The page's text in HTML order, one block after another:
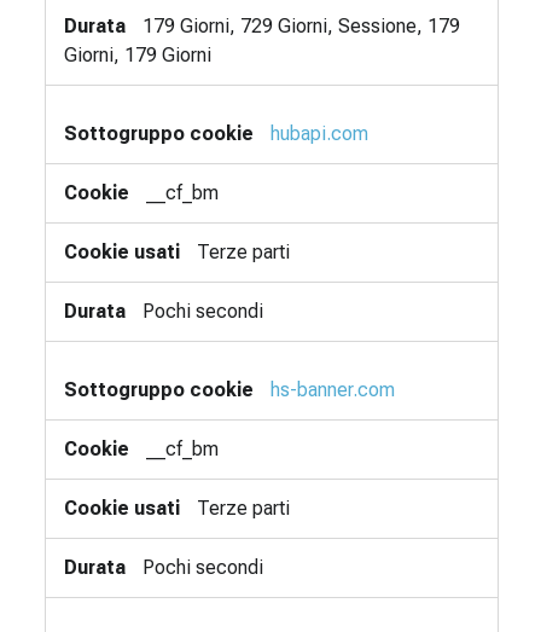
179 Giorni, 729 Giorni, Sessione, 179
Giorni, 179 Giorni
hubapi.com
__cf_bm
Terze parti
Pochi secondi
hs-banner.com
__cf_bm
Terze parti
Pochi secondi